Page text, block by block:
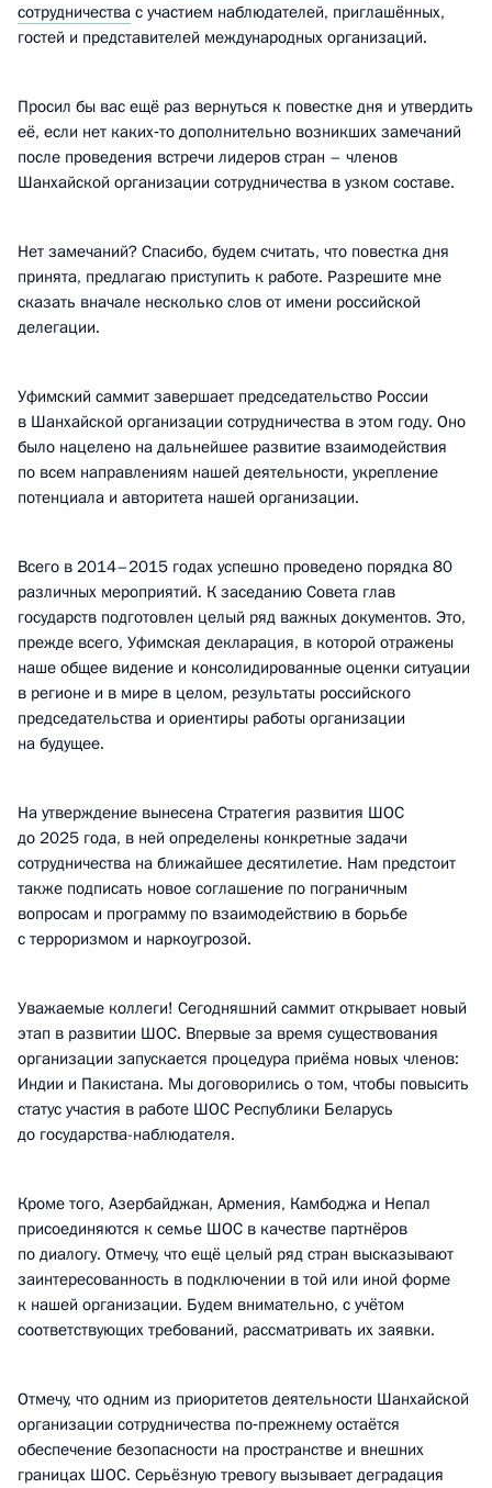
сотрудничества с участием наблюдателей, приглашённых,
гостей и представителей международных организаций.
Просил бы вас ещё раз вернуться к повестке дня и утвердить
её, если нет каких‑то дополнительно возникших замечаний
после проведения встречи лидеров стран – членов
Шанхайской организации сотрудничества в узком составе.
Нет замечаний? Спасибо, будем считать, что повестка дня
принята, предлагаю приступить к работе. Разрешите мне
сказать вначале несколько слов от имени российской
делегации.
Уфимский саммит завершает председательство России
в Шанхайской организации сотрудничества в этом году. Оно
было нацелено на дальнейшее развитие взаимодействия
по всем направлениям нашей деятельности, укрепление
потенциала и авторитета нашей организации.
Всего в 2014–2015 годах успешно проведено порядка 80
различных мероприятий. К заседанию Совета глав
государств подготовлен целый ряд важных документов. Это,
прежде всего, Уфимская декларация, в которой отражены
наше общее видение и консолидированные оценки ситуации
в регионе и в мире в целом, результаты российского
председательства и ориентиры работы организации
на будущее.
На утверждение вынесена Стратегия развития ШОС
до 2025 года, в ней определены конкретные задачи
сотрудничества на ближайшее десятилетие. Нам предстоит
также подписать новое соглашение по пограничным
вопросам и программу по взаимодействию в борьбе
с терроризмом и наркоугрозой.
Уважаемые коллеги! Сегодняшний саммит открывает новый
этап в развитии ШОС. Впервые за время существования
организации запускается процедура приёма новых членов:
Индии и Пакистана. Мы договорились о том, чтобы повысить
статус участия в работе ШОС Республики Беларусь
до государства-наблюдателя.
Кроме того, Азербайджан, Армения, Камбоджа и Непал
присоединяются к семье ШОС в качестве партнёров
по диалогу. Отмечу, что ещё целый ряд стран высказывают
заинтересованность в подключении в той или иной форме
к нашей организации. Будем внимательно, с учётом
соответствующих требований, рассматривать их заявки.
Отмечу, что одним из приоритетов деятельности Шанхайской
организации сотрудничества по‑прежнему остаётся
обеспечение безопасности на пространстве и внешних
границах ШОС. Серьёзную тревогу вызывает деградация